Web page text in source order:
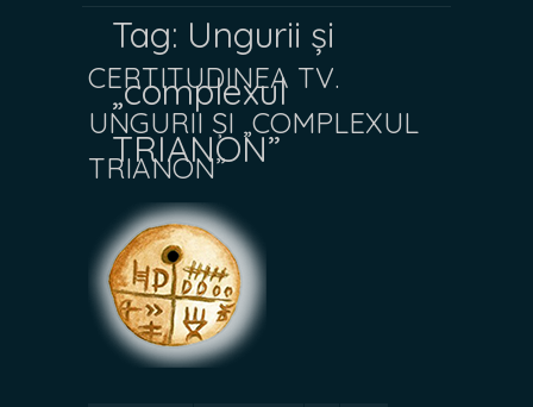
Tag: Ungurii și
„complexul
TRIANON”
CERTITUDINEA TV.
UNGURII ȘI „COMPLEXUL
TRIANON”